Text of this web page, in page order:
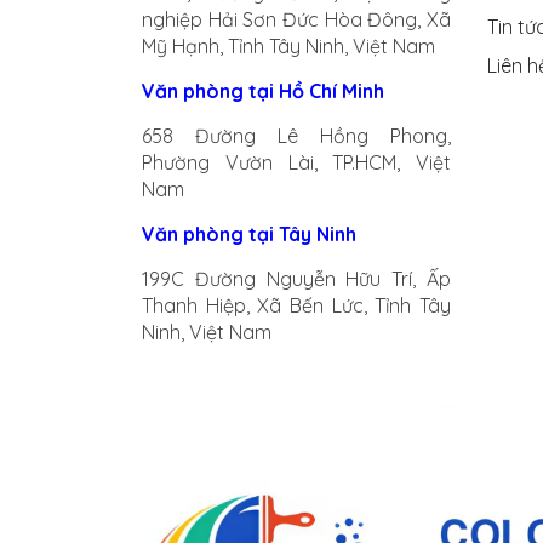
nghiệp Hải Sơn Đức Hòa Đông, Xã
Mỹ Hạnh, Tỉnh Tây Ninh, Việt Nam
Văn phòng tại Hồ Chí Minh
658 Đường Lê Hồng Phong,
Phường Vườn Lài, TP.HCM, Việt
Nam
Văn phòng tại Tây Ninh
199C Đường Nguyễn Hữu Trí, Ấp
Thanh Hiệp, Xã Bến Lức, Tỉnh Tây
Ninh, Việt Nam
Tin
Liên